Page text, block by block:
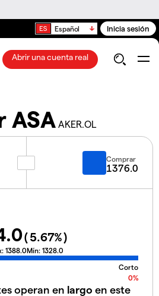
Español Inicia sesión
Abrir una cuenta real
ASA AKER.OL
Comprar
1376.0
(5.67%)
1388.0Mín: 1328.0
Corto
0%
operan en largo en este